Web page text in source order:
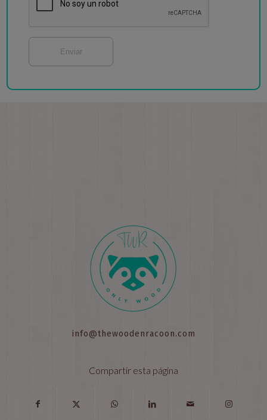
info@thewoodenracoon.com
Compartir esta página